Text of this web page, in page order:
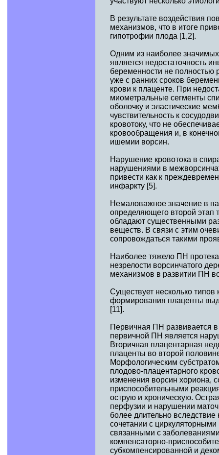
В результате воздействия
механизмов, что в итоге
гипотрофии плода [1,2].
Одним из наиболее
является недостаточность
беременности не полностью
уже с ранних сроков
крови к плаценте. При
миометральные сегменты
оболочку и эластические
чувствительность к
кровотоку, что не
кровообращения и, в
ишемии ворсин.
Нарушение кровотока в
нарушениями в
привести как к
инфаркту [5].
Немаловажное значение в
определяющего второй этап
обладают существенными
веществ. В связи с этим
сопровождаться такими
Наиболее тяжело ПН
незрелости ворсинчатого
механизмов в развитии ПН
Существует несколько
формирования плаценты
[11].
Первичная ПН развивается в
первичной ПН является
Вторичная плацентарная
плаценты во второй
Морфологическим
плодово-плацентарного
изменения ворсин хориона,
приспособительными
острую и хроническую.
перфузии и нарушении
более длительно
сочетании с
связанными с
компенсаторно-
субкомпенсированной и